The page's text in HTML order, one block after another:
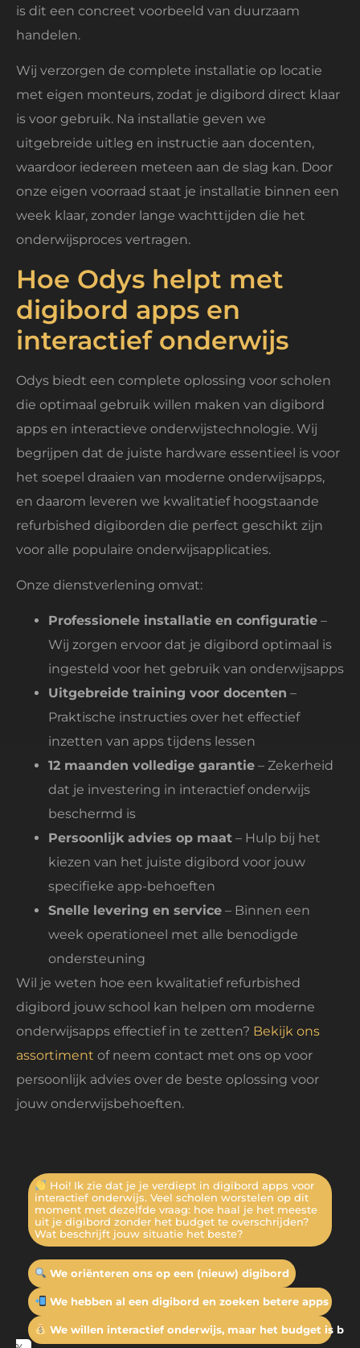
is dit een concreet voorbeeld van duurzaam
handelen.
Wij verzorgen de complete installatie op locatie
met eigen monteurs, zodat je digibord direct klaar
is voor gebruik. Na installatie geven we
uitgebreide uitleg en instructie aan docenten,
waardoor iedereen meteen aan de slag kan. Door
onze eigen voorraad staat je installatie binnen een
week klaar, zonder lange wachttijden die het
onderwijsproces vertragen.
Hoe Odys helpt met
digibord apps en
interactief onderwijs
Odys biedt een complete oplossing voor scholen
die optimaal gebruik willen maken van digibord
apps en interactieve onderwijstechnologie. Wij
begrijpen dat de juiste hardware essentieel is voor
het soepel draaien van moderne onderwijsapps,
en daarom leveren we kwalitatief hoogstaande
refurbished digiborden die perfect geschikt zijn
voor alle populaire onderwijsapplicaties.
Onze dienstverlening omvat:
Professionele installatie en configuratie –
Wij zorgen ervoor dat je digibord optimaal is
ingesteld voor het gebruik van onderwijsapps
Uitgebreide training voor docenten –
Praktische instructies over het effectief
inzetten van apps tijdens lessen
12 maanden volledige garantie – Zekerheid
dat je investering in interactief onderwijs
beschermd is
Persoonlijk advies op maat – Hulp bij het
kiezen van het juiste digibord voor jouw
specifieke app-behoeften
Snelle levering en service – Binnen een
week operationeel met alle benodigde
ondersteuning
Wil je weten hoe een kwalitatief refurbished
digibord jouw school kan helpen om moderne
onderwijsapps effectief in te zetten? Bekijk ons
assortiment of neem contact met ons op voor
persoonlijk advies over de beste oplossing voor
jouw onderwijsbehoeften.
Hoi! Ik zie dat je je verdiept in digibord apps voor
interactief onderwijs. Veel scholen worstelen op dit
moment met dezelfde vraag: hoe haal je het meeste
uit je digibord zonder het budget te overschrijden?
Wat beschrijft jouw situatie het beste?
We oriënteren ons op een (nieuw) digibord
We hebben al een digibord en zoeken betere apps
We willen interactief onderwijs, maar het budget is